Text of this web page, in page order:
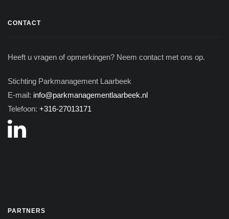
CONTACT
Heeft u vragen of opmerkingen? Neem contact met ons op.
Stichting Parkmanagement Laarbeek
E-mail: info@parkmanagementlaarbeek.nl
Telefoon: +316-27013171
PARTNERS